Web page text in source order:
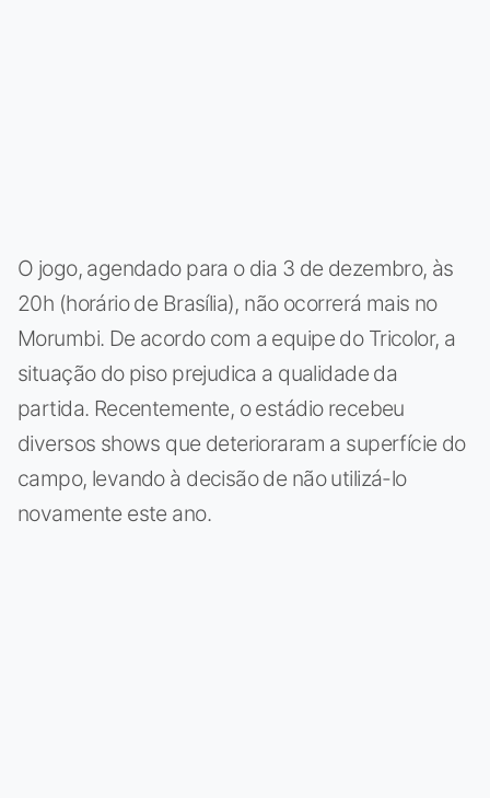
O jogo, agendado para o dia 3 de dezembro, às
20h (horário de Brasília), não ocorrerá mais no
Morumbi. De acordo com a equipe do Tricolor, a
situação do piso prejudica a qualidade da
partida. Recentemente, o estádio recebeu
diversos shows que deterioraram a superfície do
campo, levando à decisão de não utilizá-lo
novamente este ano.